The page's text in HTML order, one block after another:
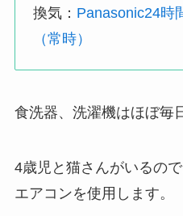
換気： Panasonic24時
（常時）
食洗器、洗濯機はほぼ毎
4歳児と猫さんがいるの
エアコンを使用します。